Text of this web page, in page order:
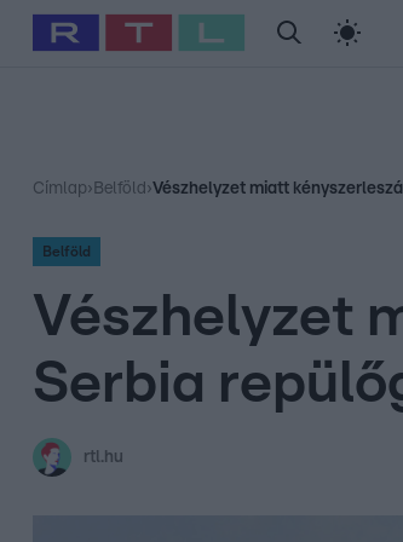
Babits Marcella Szellő István Most
Címlap› Belföld ›Vészhelyzet miatt
Belföld
Vészhelyzet
Serbia
rtl.hu